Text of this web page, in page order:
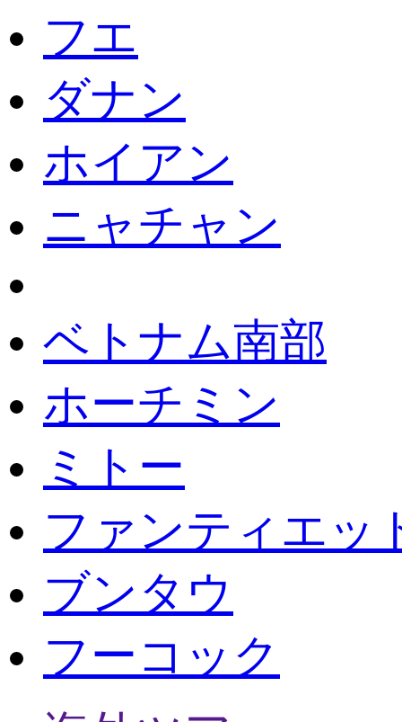
フエ
ダナン
ホイアン
ニャチャン
ベトナム南部
ホーチミン
ミトー
ファンティエッ
ブンタウ
フーコック